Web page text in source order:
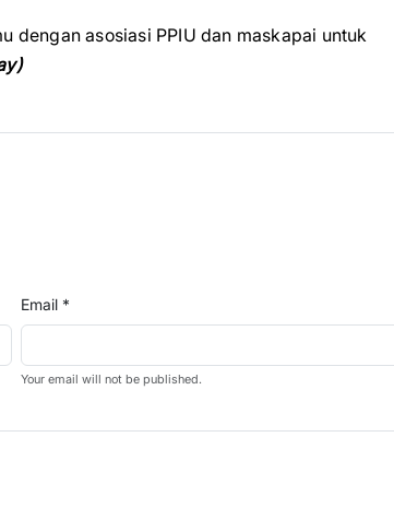
dengan asosiasi PPIU dan maskapai untuk
Email *
Your email will not be published.